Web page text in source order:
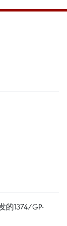
的1374/GP-